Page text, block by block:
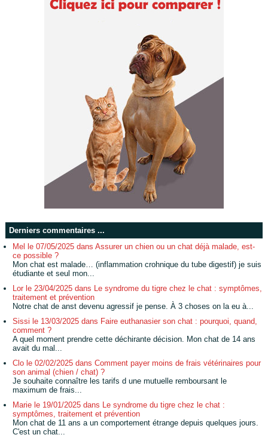
Derniers commentaires ...
Mel le 07/05/2025 dans Assurer un chien ou un chat déjà malade, est-
ce possible ?
Mon chat est malade… (inflammation crohnique du tube digestif) je suis
étudiante et seul mon...
Lor le 23/04/2025 dans Le syndrome du tigre chez le chat : symptômes,
traitement et prévention
Notre chat de anst devenu agressif je pense. À 3 choses on la eu à...
Sissi le 13/03/2025 dans Faire euthanasier son chat : pourquoi, quand,
comment ?
A quel moment prendre cette déchirante décision. Mon chat de 14 ans
avait du mal...
Clo le 02/02/2025 dans Comment payer moins de frais vétérinaires pour
son animal (chien / chat) ?
Je souhaite connaître les tarifs d une mutuelle remboursant le
maximum de frais...
Marie le 19/01/2025 dans Le syndrome du tigre chez le chat :
symptômes, traitement et prévention
Mon chat de 11 ans a un comportement étrange depuis quelques jours.
C'est un chat...